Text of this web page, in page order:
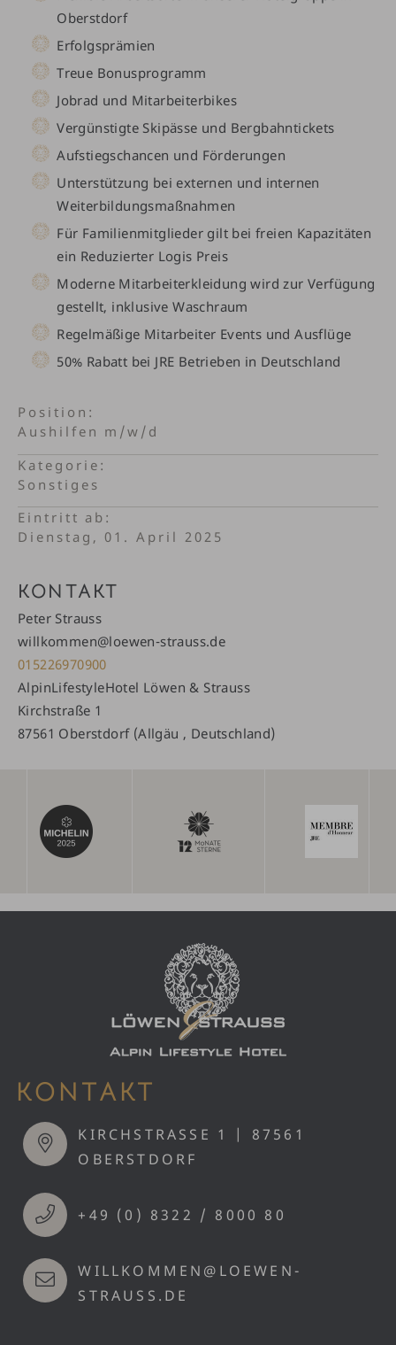
Oberstdorf
Erfolgsprämien
Treue Bonusprogramm
Jobrad und Mitarbeiterbikes
Vergünstigte Skipässe und Bergbahntickets
Aufstiegschancen und Förderungen
Unterstützung bei externen und internen
Weiterbildungsmaßnahmen
Für Familienmitglieder gilt bei freien Kapazitäten
ein Reduzierter Logis Preis
Moderne Mitarbeiterkleidung wird zur Verfügung
gestellt, inklusive Waschraum
Regelmäßige Mitarbeiter Events und Ausflüge
50% Rabatt bei JRE Betrieben in Deutschland
Position
Aushilfen m/w/d
Kategorie
Sonstiges
Eintritt ab
Dienstag, 01. April 2025
KONTAKT
Peter Strauss
willkommen@loewen-strauss.de
015226970900
AlpinLifestyleHotel Löwen & Strauss
Kirchstraße 1
87561 Oberstdorf (Allgäu , Deutschland)
KONTAKT
KIRCHSTRASSE 1 | 87561 O
BERSTDORF
+49 (0) 8322 / 8000 80
WILLKOMMEN@LOEWEN-
STRAUSS.DE